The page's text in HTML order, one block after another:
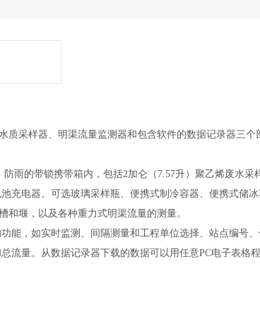
质采样器、明渠流量监测器和包含软件的数据记录器三
雨的带锁携带箱内，包括2加仑（7.57升）聚乙烯废水采
充电器。可选玻璃采样瓶、便携式制冷容器、便携式储冰
和堰，以及各种重力式明渠流量的测量。
能，如实时监测、间隔测量和工程单位选择、站点编号
流量。从数据记录器下载的数据可以用任意PC电子表格